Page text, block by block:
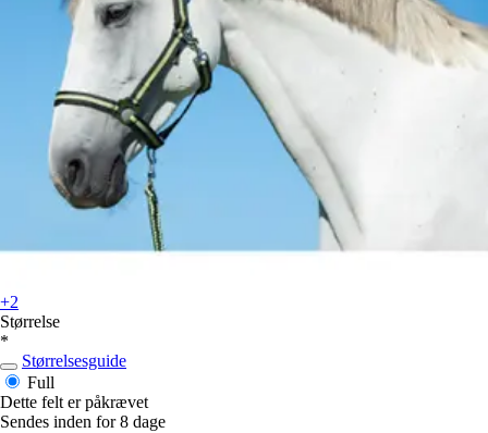
+2
Størrelse
*
Størrelsesguide
Full
Dette felt er påkrævet
Sendes inden for 8 dage